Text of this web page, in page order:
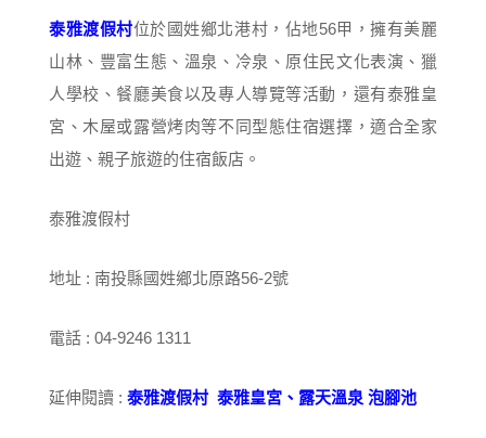
泰雅渡假村位於國姓鄉北港村，佔地56甲，擁有美麗
山林、豐富生態、溫泉、冷泉、原住民文化表演、獵
人學校、餐廳美食以及專人導覽等活動，還有泰雅皇
宮、木屋或露營烤肉等不同型態住宿選擇，適合全家
出遊、親子旅遊的住宿飯店。
泰雅渡假村
地址 : 南投縣國姓鄉北原路56-2號
電話 : 04-9246 1311
延伸閱讀 : 泰雅渡假村 泰雅皇宮、露天溫泉 泡腳池